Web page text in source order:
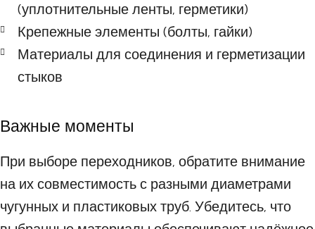
(уплотнительные ленты, герметики)
Крепежные элементы (болты, гайки)
Материалы для соединения и герметизации
стыков
Важные моменты
При выборе переходников, обратите внимание
на их совместимость с разными диаметрами
чугунных и пластиковых труб. Убедитесь, что